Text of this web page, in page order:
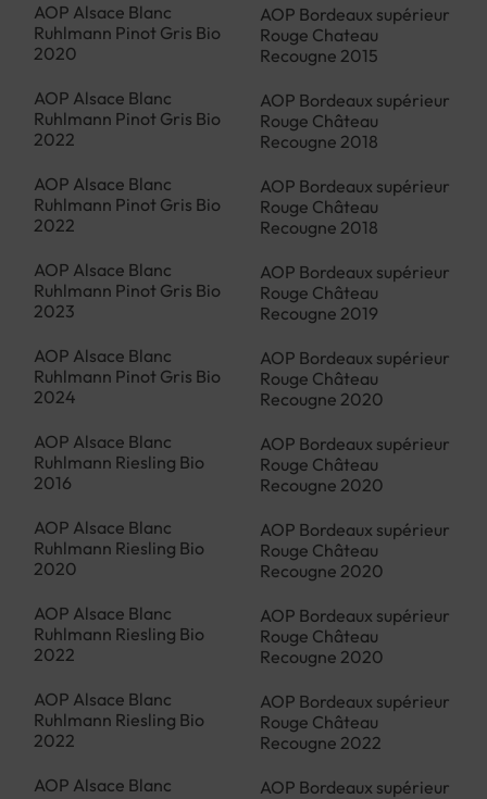
AOP Alsace Blanc
Ruhlmann Pinot Gris Bio
2020
AOP Alsace Blanc
Ruhlmann Pinot Gris Bio
2022
AOP Alsace Blanc
Ruhlmann Pinot Gris Bio
2022
AOP Alsace Blanc
Ruhlmann Pinot Gris Bio
2023
AOP Alsace Blanc
Ruhlmann Pinot Gris Bio
2024
AOP Alsace Blanc
Ruhlmann Riesling Bio
2016
AOP Alsace Blanc
Ruhlmann Riesling Bio
2020
AOP Alsace Blanc
Ruhlmann Riesling Bio
2022
AOP Alsace Blanc
Ruhlmann Riesling Bio
2022
AOP Alsace Blanc
AOP Bordeaux supérieur
Rouge Chateau
Recougne 2015
AOP Bordeaux supérieur
Rouge Château
Recougne 2018
AOP Bordeaux supérieur
Rouge Château
Recougne 2018
AOP Bordeaux supérieur
Rouge Château
Recougne 2019
AOP Bordeaux supérieur
Rouge Château
Recougne 2020
AOP Bordeaux supérieur
Rouge Château
Recougne 2020
AOP Bordeaux supérieur
Rouge Château
Recougne 2020
AOP Bordeaux supérieur
Rouge Château
Recougne 2020
AOP Bordeaux supérieur
Rouge Château
Recougne 2022
AOP Bordeaux supérieur